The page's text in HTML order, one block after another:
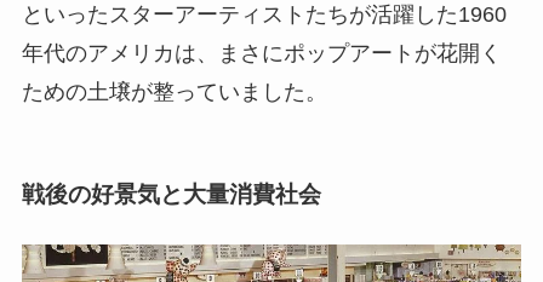
といったスターアーティストたちが活躍した1960
年代のアメリカは、まさにポップアートが花開く
ための土壌が整っていました。
戦後の好景気と大量消費社会